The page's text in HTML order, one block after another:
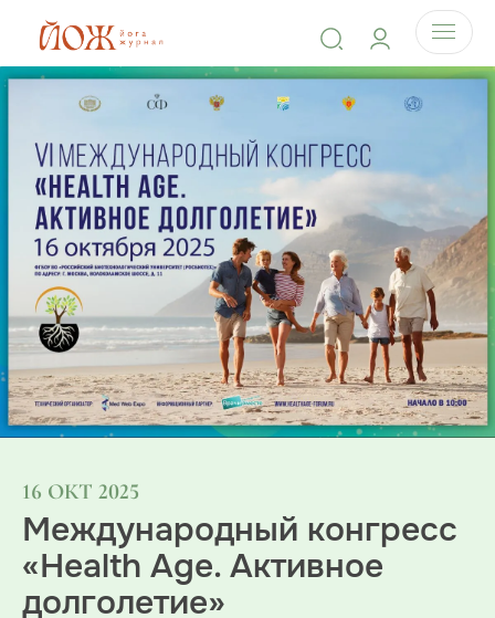
16 ОКТ 2025
Международный конгресс
«Health Age. Активное
долголетие»